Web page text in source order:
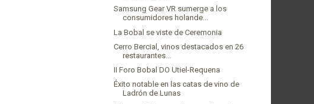
Samsung Gear VR sumerge a los
consumidores holande...
La Bobal se viste de Ceremonia
Cerro Bercial, vinos destacados en 26
restaurantes...
II Foro Bobal DO Utiel-Requena
Éxito notable en las catas de vino de
Ladrón de Lunas